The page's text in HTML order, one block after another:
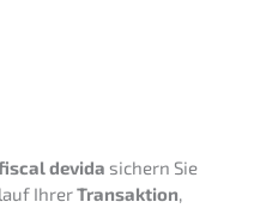
devida sichern Sie
IhrerTrans­ak­ti­on,